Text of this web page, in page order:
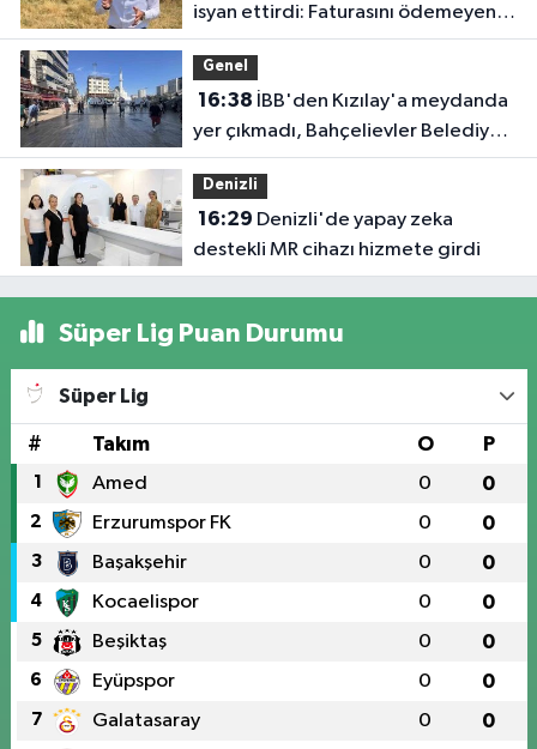
isyan ettirdi: Faturasını ödemeyen
vatandaşlara böyle seslendi
Genel
16:38
yer çıkmadı, Bahçelievler Belediyesi
yer tahsis etti
Denizli
16:29
destekli MR cihazı hizmete girdi
Süper Lig Puan Durumu
Süper Lig
# Takım O P
1 Amed 0 0
2 Erzurumspor FK 0 0
3 Başakşehir 0 0
4 Kocaelispor 0 0
5 Beşiktaş 0 0
6 Eyüpspor 0 0
7 Galatasaray 0 0